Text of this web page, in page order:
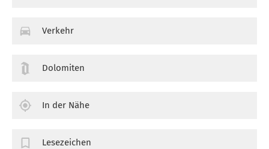
Verkehr
Dolomiten
In der Nähe
Lesezeichen